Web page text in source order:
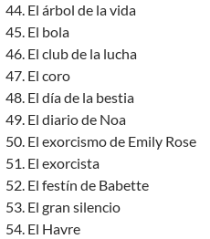
El árbol de la vida
El bola
El club de la lucha
El coro
El día de la bestia
El diario de Noa
El exorcismo de Emily Rose
El exorcista
El festín de Babette
El gran silencio
El Havre